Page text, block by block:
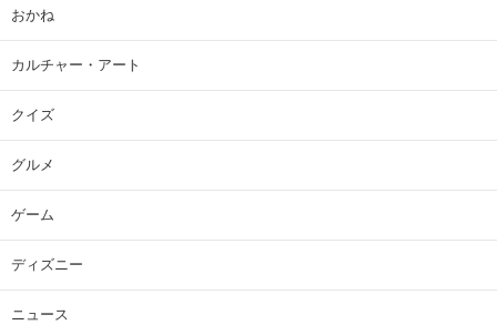
おかね
カルチャー・アート
クイズ
グルメ
ゲーム
ディズニー
ニュース